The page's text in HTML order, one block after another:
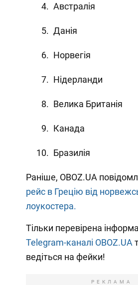
Австралія
Данія
Норвегія
Нідерланди
Велика Британія
Канада
Бразилія
Раніше, OBOZ.UA
рейс в Грецію від
лоукостера.
Тільки перевірена
Telegram-каналі OBOZ.UA
ведіться на фейки!
РЕКЛАМА